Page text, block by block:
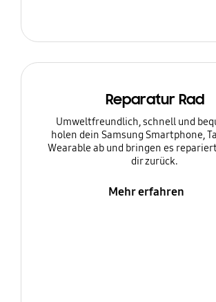
Reparatur Rad
Umweltfreundlich, schnell und
holen dein Samsung Smartphone,
Wearable ab und bringen es
dir zurück.
Mehr erfahren